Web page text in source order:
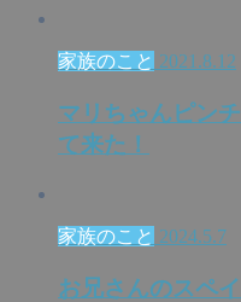
家族のこと 2021.8.12
マリちゃんピン
て来た！
家族のこと 2024.5.7
お兄さんのス